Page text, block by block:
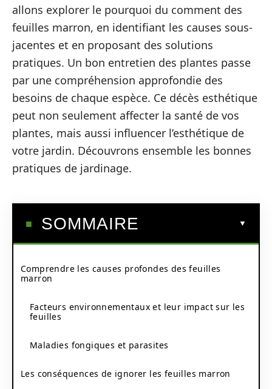
allons explorer le pourquoi du comment des
feuilles marron, en identifiant les causes sous-
jacentes et en proposant des solutions
pratiques. Un bon entretien des plantes passe
par une compréhension approfondie des
besoins de chaque espèce. Ce décès esthétique
peut non seulement affecter la santé de vos
plantes, mais aussi influencer l’esthétique de
votre jardin. Découvrons ensemble les bonnes
pratiques de jardinage.
SOMMAIRE
Comprendre les causes profondes des feuilles
marron
Facteurs environnementaux et leur impact sur les
feuilles
Maladies fongiques et parasites
Les conséquences de ignorer les feuilles marron